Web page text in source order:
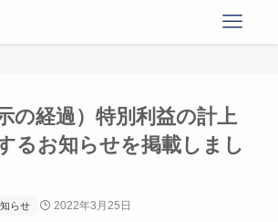
示の経過）特別利益の計上
るお知らせを掲載しまし
らせ 2022年3月25日